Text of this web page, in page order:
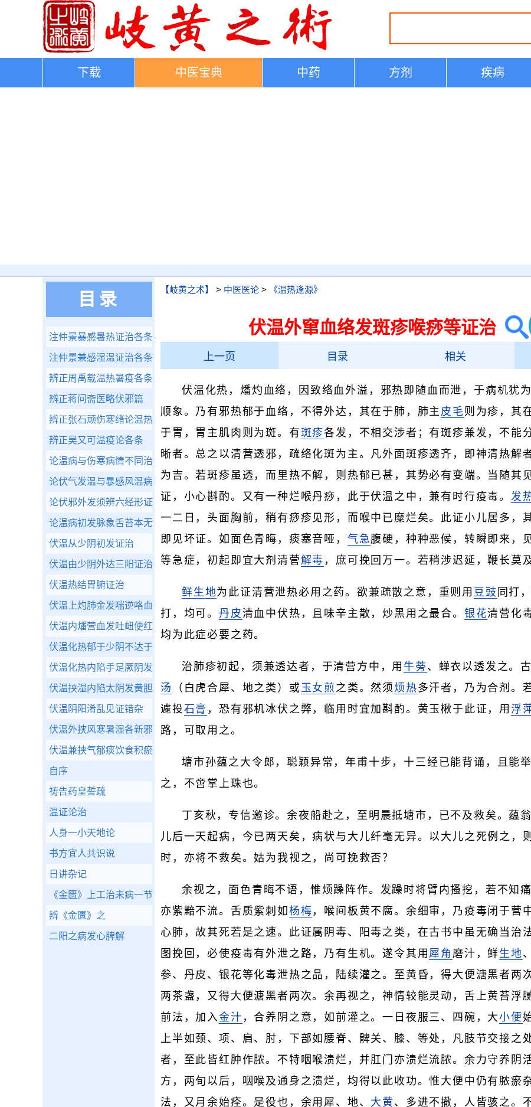
下载 中医宝典 中药 方剂 疾病
【岐黄之术】 > 中医医论 > 《温热逢源》
伏温外窜血络发斑疹喉痧等证治
上一页 目录 相关
伏温化热，燔灼血络，因致络血外溢，邪热即随血而泄，于病机犹为
顺象。乃有邪热郁于血络，不得外达，其在于肺，肺主 皮毛则为疹，其
于胃，胃主肌肉则为斑。有斑疹各发，不相交涉者；有斑疹兼发，不能
晰者。总之以清营透邪，疏络化斑为主。凡外面斑疹透齐，即神清热解
为吉。若斑疹虽透，而里热不解，则热郁已甚，其势必有变端。当随其
证，小心斟酌。又有一种烂喉丹痧，此于伏温之中，兼有时行疫毒。 发
一二日，头面胸前，稍有痧疹见形，而喉中已糜烂矣。此证小儿居多，
即见坏证。如面色青晦，痰塞音哑， 气急腹硬，种种恶候，转瞬即来，
等急症，初起即宜大剂清菅解毒 ，庶可挽回万一。若稍涉迟延，鞭长莫
鲜生地为此证清营泄热必用之药。欲兼疏散之意，重则用 豆豉 同打
打，均可。 丹皮清血中伏热，且味辛主散，炒黑用之最合。 银花清营化
均为此症必要之药。
治肺疹初起，须兼透达者，于清营方中，用 牛蒡 、蝉衣以透发之。
汤
（白虎合犀、地之类）或玉女煎 之类。然须 烦热多汗者，乃为合剂。
遽投石膏 ，恐有邪机冰伏之弊，临用时宜加斟酌。黄玉楸于此证，用浮
路，可取用之。
塘市孙蕴之大令郎，聪颖异常，年甫十步，十三经已能背诵，且能
之，不啻掌上珠也。
丁亥秋，专信邀诊。余夜船赴之，至明晨抵塘市，已不及救矣。蕴
儿后一天起病，今已两天矣，病状与大儿纤毫无异。以大儿之死例之，
时，亦将不救矣。姑为我视之，尚可挽救否？
余视之，面色青晦不语，惟烦躁阵作。发躁时将臂内搔挖，若不知
亦紫黯不流。舌质紫刺如 杨梅 ，喉间板黄不腐。余细审，乃疫毒闭于营
心肺，故其死若是之速。此证属阴毒、阳毒之类，在古书中虽无确当治
图挽回，必使疫毒有外泄之路，乃有生机。遂令其用 犀角 磨汁，鲜生地、
参、丹皮、银花等化毒泄热之品，陆续灌之。至黄昏，得大便溏黑者两
两茶盏，又得大便溏黑者两次。余再视之，神情较能灵动，舌上黄苔浮
前法，加入金汁 ，合养阴之意，如前灌之。一日夜服三、四碗，大小便
上半如颈、项、肩、肘，下部如腰脊、髀关、膝、等处，凡肢节交接之
者，至此皆红肿作脓。不特咽喉溃烂，并肛门亦溃烂流脓。余力守养阴
方，两旬以后，咽喉及通身之溃烂，均得以此收功。惟大便中仍有脓瘀
法，又月余始痊。是役也，余用犀、地、 大黄 、多进不撤，人皆骇之。
目录
注仲景暴感暑热证治各条
注仲景兼感湿温证治各条
辨正周禹载温热暑疫各条
辨正蒋问斋医略伏邪篇
辨正张石顽伤寒绪论温热各条
辨正吴又可温疫论各条
论温病与伤寒病情不同治法各异
论伏气发温与暴感风温病原不同治法各异
论伏邪外发须辨六经形证
论温病初发脉象舌苔本无一定
伏温从少阴初发证治
伏温由少阴外达三阳证治
伏温热结胃腑证治
伏温上灼肺金发喘逆咯血咳脓证治
伏温内燔营血发吐衄便红等证治
伏温化热郁于少阴不达于阳
伏温化热内陷手足厥阴发痉厥昏蒙等证
伏温挟湿内陷太阴发黄胆肿胀泄利等证
伏温阴阳淆乱见证错杂
伏温外挟风寒暑湿各新邪为病
伏温兼挟气郁痰饮食积瘀血以及胎产经带诸宿病
自序
祷告药皇誓疏
温证论治
人身一小天地论
书方宜人共识说
日讲杂记
《金匮》上工治未病一节辩
辨《金匮》之
二阳之病发心脾解